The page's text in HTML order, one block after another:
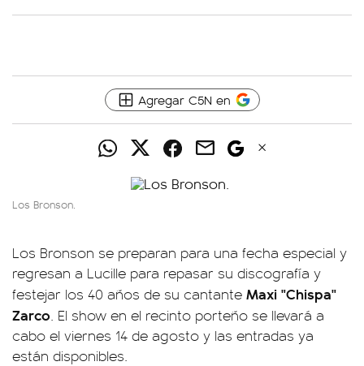
Agregar C5N en
Los Bronson.
Los Bronson se preparan para una fecha especial y
regresan a Lucille para repasar su discografía y
festejar los 40 años de su cantante Maxi "Chispa"
Zarco. El show en el recinto porteño se llevará a
cabo el viernes 14 de agosto y las entradas ya
están disponibles.